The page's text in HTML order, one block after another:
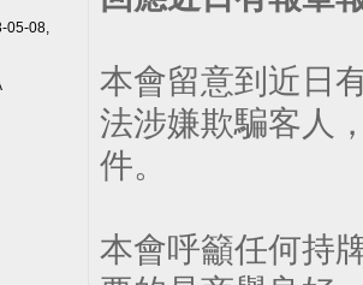
05-08,
本會留意到近日
法涉嫌欺騙客人
件。
本會呼籲任何持